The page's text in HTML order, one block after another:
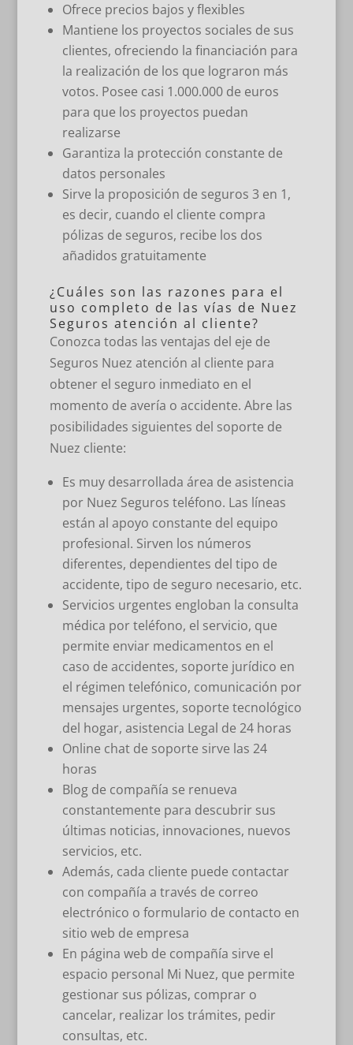
Ofrece precios bajos y flexibles
Mantiene los proyectos sociales de sus
clientes, ofreciendo la financiación para
la realización de los que lograron más
votos. Posee casi 1.000.000 de euros
para que los proyectos puedan
realizarse
Garantiza la protección constante de
datos personales
Sirve la proposición de seguros 3 en 1,
es decir, cuando el cliente compra
pólizas de seguros, recibe los dos
añadidos gratuitamente
¿Cuáles son las razones para el
uso completo de las vías de Nuez
Seguros atención al cliente?
Conozca todas las ventajas del eje de
Seguros Nuez atención al cliente para
obtener el seguro inmediato en el
momento de avería o accidente. Abre las
posibilidades siguientes del soporte de
Nuez cliente:
Es muy desarrollada área de asistencia
por Nuez Seguros teléfono. Las líneas
están al apoyo constante del equipo
profesional. Sirven los números
diferentes, dependientes del tipo de
accidente, tipo de seguro necesario, etc.
Servicios urgentes engloban la consulta
médica por teléfono, el servicio, que
permite enviar medicamentos en el
caso de accidentes, soporte jurídico en
el régimen telefónico, comunicación por
mensajes urgentes, soporte tecnológico
del hogar, asistencia Legal de 24 horas
Online chat de soporte sirve las 24
horas
Blog de compañía se renueva
constantemente para descubrir sus
últimas noticias, innovaciones, nuevos
servicios, etc.
Además, cada cliente puede contactar
con compañía a través de correo
electrónico o formulario de contacto en
sitio web de empresa
En página web de compañía sirve el
espacio personal Mi Nuez, que permite
gestionar sus pólizas, comprar o
cancelar, realizar los trámites, pedir
consultas, etc.